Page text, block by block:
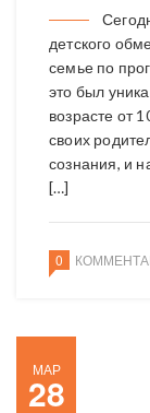
детского
семье по
это был
возрасте от
своих
сознания, и
[…]
0
МАР
28